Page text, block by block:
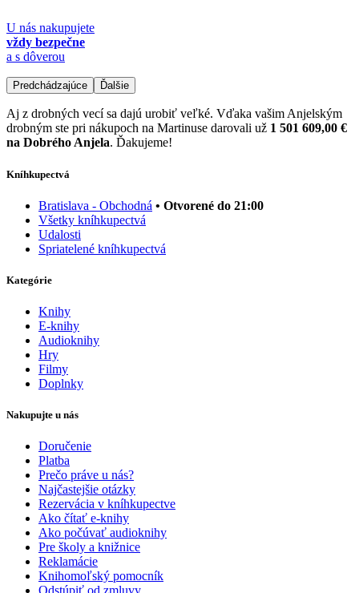
U nás nakupujete
vždy bezpečne
a s dôverou
Predchádzajúce Ďalšie
Aj z drobných vecí sa dajú urobiť veľké. Vďaka vašim Anjelským
drobným ste pri nákupoch na Martinuse darovali už 1 501 609,00 €
na Dobrého Anjela. Ďakujeme!
Kníhkupectvá
Bratislava - Obchodná • Otvorené do 21:00
Všetky kníhkupectvá
Udalosti
Spriatelené kníhkupectvá
Kategórie
Knihy
E-knihy
Audioknihy
Hry
Filmy
Doplnky
Nakupujte u nás
Doručenie
Platba
Prečo práve u nás?
Najčastejšie otázky
Rezervácia v kníhkupectve
Ako čítať e-knihy
Ako počúvať audioknihy
Pre školy a knižnice
Reklamácie
Knihomoľský pomocník